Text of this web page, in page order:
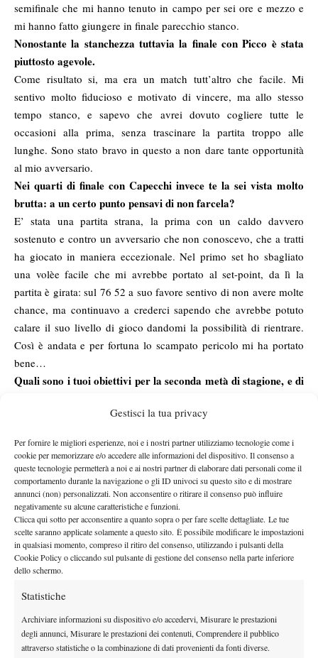
Gestisci la tua privacy
Per fornire le migliori esperienze, noi e i nostri partner utilizziamo tecnologie come i
cookie per memorizzare e/o accedere alle informazioni del dispositivo. Il consenso a
queste tecnologie permetterà a noi e ai nostri partner di elaborare dati personali come il
comportamento durante la navigazione o gli ID univoci su questo sito e di mostrare
annunci (non) personalizzati. Non acconsentire o ritirare il consenso può influire
negativamente su alcune caratteristiche e funzioni.
Clicca qui sotto per acconsentire a quanto sopra o per fare scelte dettagliate. Le tue
scelte saranno applicate solamente a questo sito. È possibile modificare le impostazioni
in qualsiasi momento, compreso il ritiro del consenso, utilizzando i pulsanti della
Cookie Policy o cliccando sul pulsante di gestione del consenso nella parte inferiore
dello schermo.
Statistiche
Archiviare informazioni su dispositivo e/o accedervi, Misurare le prestazioni
degli annunci, Misurare le prestazioni dei contenuti, Comprendere il pubblico
attraverso statistiche o la combinazione di dati provenienti da fonti diverse.
semifinale che mi hanno tenuto in campo per sei ore e mezzo e
mi hanno fatto giungere in finale parecchio stanco.
Nonostante la stanchezza tuttavia la finale con Picco è stata
piuttosto agevole.
Come risultato si, ma era un match tutt’altro che facile. Mi
sentivo molto fiducioso e motivato di vincere, ma allo stesso
tempo stanco, e sapevo che avrei dovuto cogliere tutte le
occasioni alla prima, senza trascinare la partita troppo alle
lunghe. Sono stato bravo in questo a non dare tante opportunità
al mio avversario.
Nei quarti di finale con Capecchi invece te la sei vista molto
brutta: a un certo punto pensavi di non farcela?
E’ stata una partita strana, la prima con un caldo davvero
sostenuto e contro un avversario che non conoscevo, che a tratti
ha giocato in maniera eccezionale. Nel primo set ho sbagliato
una volèe facile che mi avrebbe portato al set-point, da lì la
partita è girata: sul 76 52 a suo favore sentivo di non avere molte
chance, ma continuavo a crederci sapendo che avrebbe potuto
calare il suo livello di gioco dandomi la possibilità di rientrare.
Così è andata e per fortuna lo scampato pericolo mi ha portato
bene…
Quali sono i tuoi obiettivi per la seconda metà di stagione, e di
Cerco di non pensarci troppo, spesso il mio problema è stato che
a questi livelli è oscillante, ti puoi ritrovare più in alto o più in
basso nel giro di una settimana anche a seconda dei punti che
devi difendere dalla stagione precedente.
Che cosa ti è mancato per fare il definitivo salto di qualità
verso posizioni più importanti?
Come gioco mi sento in grado di essere competitivo per la
vittoria di qualsiasi Future. Penso di avere potenzialità per
esprimermi a livelli più alti, ma mi è mancata la costanza:
l’obiettivo dovrà essere quello di alzare la qualità del mio gioco
bel balzo in avanti…
Molti tuoi colleghi stanno portando avanti la “crociata” per